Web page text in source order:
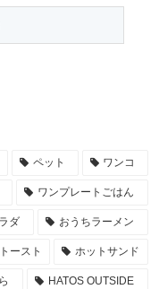
ペット ワンコ
ワンプレートごはん
ダ おうちラーメン
トースト ホットサンド
HATOS OUTSIDE